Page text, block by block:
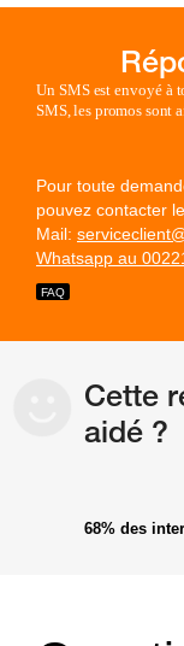
Un SMS est envoyé à
SMS, les promos sont
Pour toute
pouvez contacter
Mail:
Whatsapp au
Cette
aidé ?
68% des